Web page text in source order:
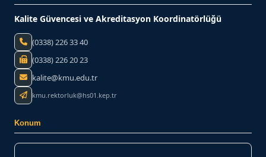
Kalite Güvencesi ve Akreditasyon Koordinatörlüğü
(0338) 226 33 40
(0338) 226 20 23
kalite@kmu.edu.tr
kmu.rektorluk@hs01.kep.tr
Konum